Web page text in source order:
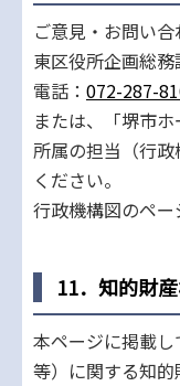
ご意見・お問い
東区役所企画総務
電話： 072-287-
または、「堺市
所属の担当（行
ください。
行政機構図のペー
11．知的財
本ページに掲載
等）に関する知